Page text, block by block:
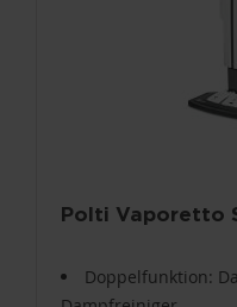
Polti Vaporetto
Doppelfunktion: